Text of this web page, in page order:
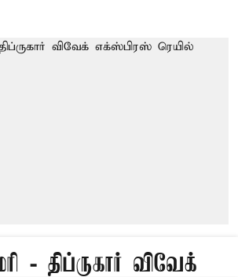
- திப்ருகார் விவேக்